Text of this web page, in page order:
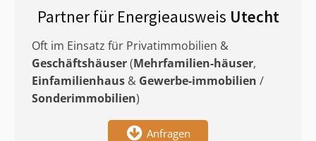
Partner für Energieausweis Utecht
Oft im Einsatz für Privatimmobilien &
Geschäftshäuser(Mehrfamilien-häuser,
Einfamilienhaus & Gewerbe-immobilien /
Sonderimmobilien)
Anfragen